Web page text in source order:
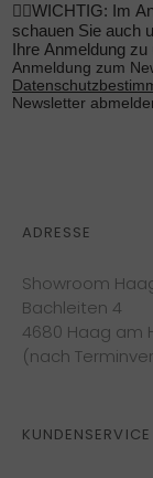
☝🏼WICHTIG: Im
schauen Sie auch
Ihre Anmeldung
Anmeldung zum
Newsletter
ADRESSE
Showroom
Bachleiten 4
4680 Haag am
(nach
KUNDENSERVICE